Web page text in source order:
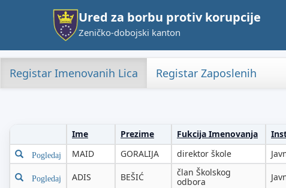
Ured za borbu protiv korupcije
Zeničko-dobojski kanton
Registar Imenovanih Lica Registar Zaposlenih
Ime Prezime Fukcija Imenovanja
Pogledaj MAID GORALIJA direktor škole
Pogledaj ADIS BEŠIĆ
član Školskog
odbora